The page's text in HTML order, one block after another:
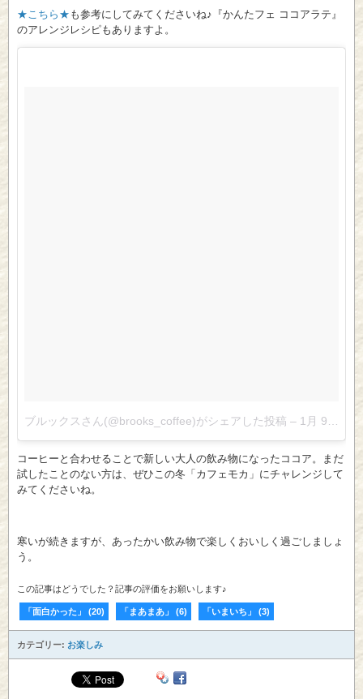
★こちら★ も参考にしてみてくださいね♪『かんたフェ ココアラテ』
のアレンジレシピもありますよ。
ブルックスさん(@brooks_coffee)がシェアした投稿 – 1月 9, 2018 at 5:40午後 PST
コーヒーと合わせることで新しい大人の飲み物になったココア。まだ
試したことのない方は、ぜひこの冬「カフェモカ」にチャレンジして
みてくださいね。
寒いが続きますが、あったかい飲み物で楽しくおいしく過ごしましょ
う。
この記事はどうでした？記事の評価をお願いします♪
「面白かった」 (20) 「まあまあ」 (6) 「いまいち」 (3)
カテゴリー: お楽しみ